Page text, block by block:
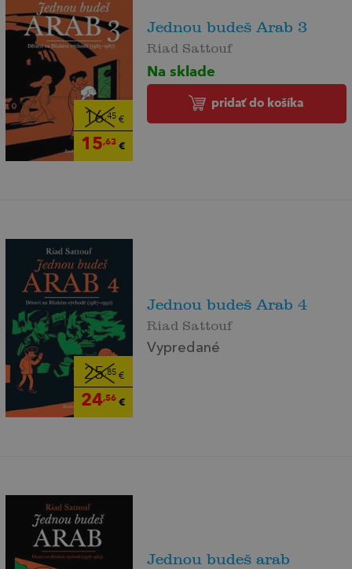
16,45€
15,63€
Jednou budeš Arab 3
Riad Sattouf
Na sklade
pridať do košíka
25,85€
24,56€
Jednou budeš Arab 4
Riad Sattouf
Vypredané
Jednou budeš arab